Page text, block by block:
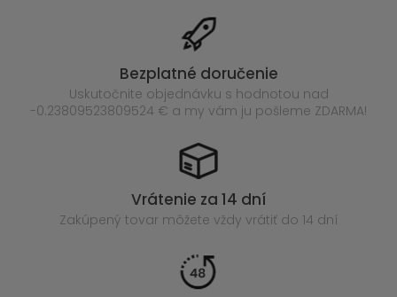
Bezplatné doručenie
Uskutočnite objednávku s hodnotou nad
-0.23809523809524 € a my vám ju pošleme ZDARMA!
Vrátenie za 14 dní
Zakúpený tovar môžete vždy vrátiť do 14 dní